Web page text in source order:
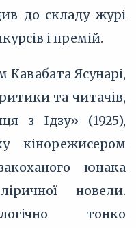
до складу журі
і премій.
Ясунарі,
та читачів,
з Ідзу» (1925),
кінорежисером
юнака
новели.
тонко